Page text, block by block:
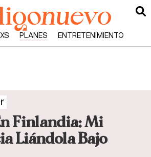
PLANES ENTRETENIMIENTO
Finlandia: Mi
Liándola Bajo